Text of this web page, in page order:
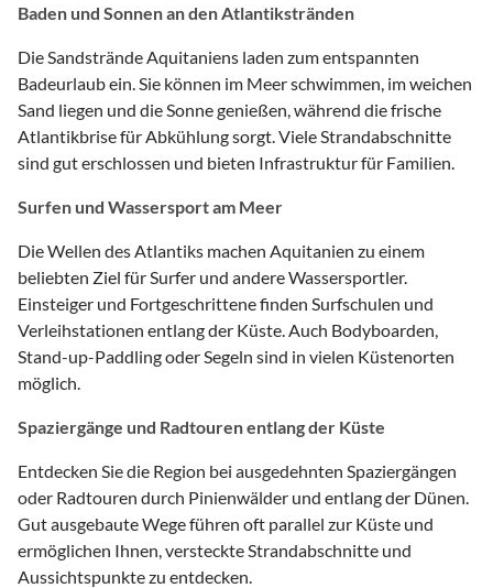
Baden und Sonnen an den Atlantikstränden
Die Sandstrände Aquitaniens laden zum entspannten
Badeurlaub ein. Sie können im Meer schwimmen, im weichen
Sand liegen und die Sonne genießen, während die frische
Atlantikbrise für Abkühlung sorgt. Viele Strandabschnitte
sind gut erschlossen und bieten Infrastruktur für Familien.
Surfen und Wassersport am Meer
Die Wellen des Atlantiks machen Aquitanien zu einem
beliebten Ziel für Surfer und andere Wassersportler.
Einsteiger und Fortgeschrittene finden Surfschulen und
Verleihstationen entlang der Küste. Auch Bodyboarden,
Stand-up-Paddling oder Segeln sind in vielen Küstenorten
möglich.
Spaziergänge und Radtouren entlang der Küste
Entdecken Sie die Region bei ausgedehnten Spaziergängen
oder Radtouren durch Pinienwälder und entlang der Dünen.
Gut ausgebaute Wege führen oft parallel zur Küste und
ermöglichen Ihnen, versteckte Strandabschnitte und
Aussichtspunkte zu entdecken.